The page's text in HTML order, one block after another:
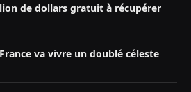
de dollars gratuit à récupérer
va vivre un doublé céleste